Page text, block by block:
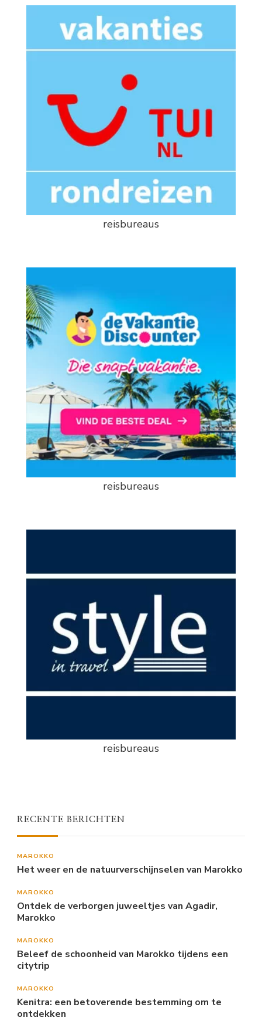
reisbureaus
reisbureaus
reisbureaus
RECENTE BERICHTEN
MAROKKO
Het weer en de natuurverschijnselen van Marokko
MAROKKO
Ontdek de verborgen juweeltjes van Agadir,
Marokko
MAROKKO
Beleef de schoonheid van Marokko tijdens een
citytrip
MAROKKO
Kenitra: een betoverende bestemming om te
ontdekken